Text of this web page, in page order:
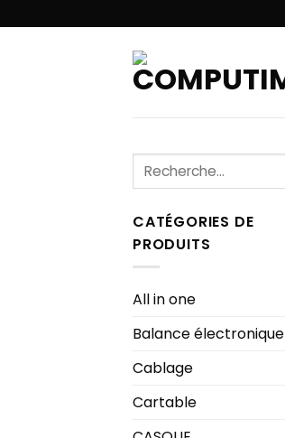
au
Recherche
pour :
CATÉGORIES DE
PRODUITS
All in one
Balance électronique
Cablage
Cartable